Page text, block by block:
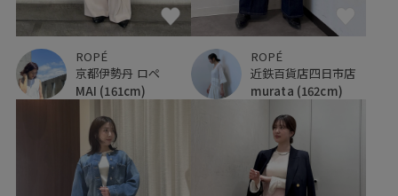
ROPÉ
京都伊勢丹 ロペ
MAI (161cm)
ROPÉ
近鉄百貨店四日市店
murata (162cm)